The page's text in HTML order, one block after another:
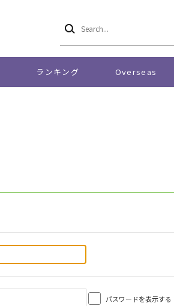
ランキング Overseas
パスワードを表示する